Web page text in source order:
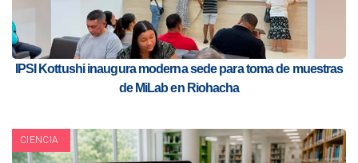
IPSI Kottushi inaugura moderna sede para toma de muestras
de MiLab en Riohacha
CIENCIA